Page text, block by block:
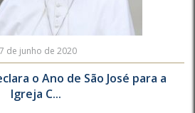
de junho de 2020
o Ano de São José para a
Igreja C...